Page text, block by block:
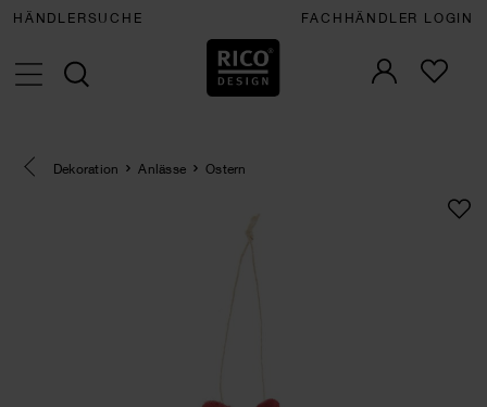
HÄNDLERSUCHE FACHHÄNDLER LOGIN
Eine Kategorie zurück navigieren
Dekoration Anlässe Ostern